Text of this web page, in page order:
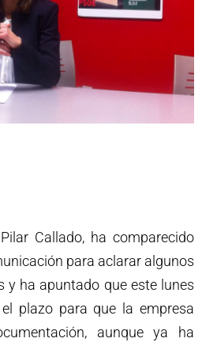
Callado, ha comparecido
para aclarar algunos
y ha apuntado que este lunes
plazo para que la empresa
aunque ya ha